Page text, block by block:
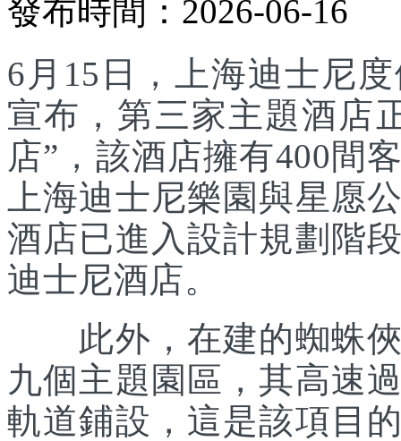
發布時間：2026-06-16
6月15日，上海迪士尼
宣布，第三家主題酒店
店”，該酒店擁有400間
上海迪士尼樂園與星愿
酒店已進入設計規劃階
迪士尼酒店。
此外，在建的蜘蛛俠
九個主題園區，其高速
軌道鋪設，這是該項目